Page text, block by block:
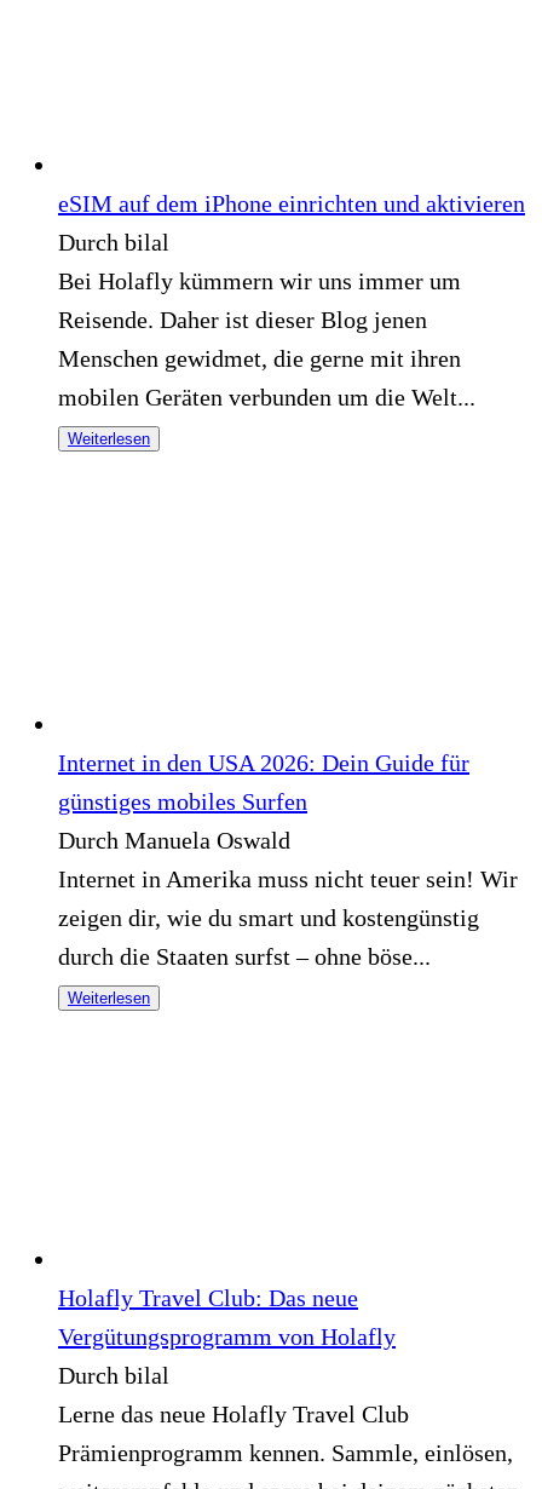
eSIM auf dem iPhone einrichten und aktivieren
Durch bilal
Bei Holafly kümmern wir uns immer um
Reisende. Daher ist dieser Blog jenen
Menschen gewidmet, die gerne mit ihren
mobilen Geräten verbunden um die Welt...
Weiterlesen
Internet in den USA 2026: Dein Guide für
günstiges mobiles Surfen
Durch Manuela Oswald
Internet in Amerika muss nicht teuer sein! Wir
zeigen dir, wie du smart und kostengünstig
durch die Staaten surfst – ohne böse...
Weiterlesen
Holafly Travel Club: Das neue
Vergütungsprogramm von Holafly
Durch bilal
Lerne das neue Holafly Travel Club
Prämienprogramm kennen. Sammle, einlösen,